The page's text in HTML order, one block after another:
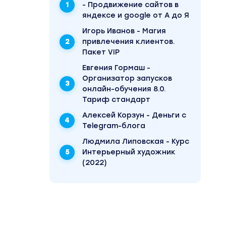
- Продвижение сайтов в
яндексе и google от А до Я
Игорь Иванов - Магия
привлечения клиентов.
Пакет VIP
Евгения Гормаш -
Организатор запусков
онлайн-обучения 8.0.
Тариф стандарт
Алексей Корзун - Деньги с
Telegram-блога
Людмила Липовская - Курс
Интерьерный художник
(2022)